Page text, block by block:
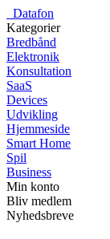
Datafon
Kategorier
Bredbånd
Elektronik
Konsultation
SaaS
Devices
Udvikling
Hjemmeside
Smart Home
Spil
Business
Min konto
Bliv medlem
Nyhedsbreve